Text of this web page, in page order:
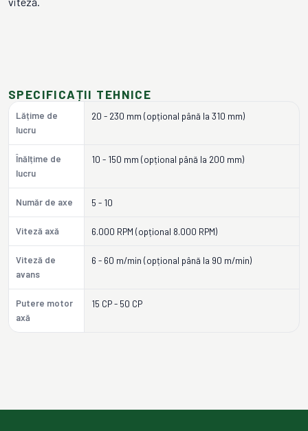
SPECIFICAȚII TEHNICE
Lățime de
lucru
20 - 230 mm (opțional până la 310 mm)
Înălțime de
lucru
10 - 150 mm (opțional până la 200 mm)
Număr de axe 5 - 10
Viteză axă 6.000 RPM (opțional 8.000 RPM)
Viteză de
avans
6 - 60 m/min (opțional până la 90 m/min)
Putere motor
axă
15 CP - 50 CP